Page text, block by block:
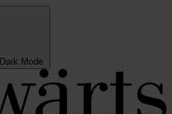
Dark Mode